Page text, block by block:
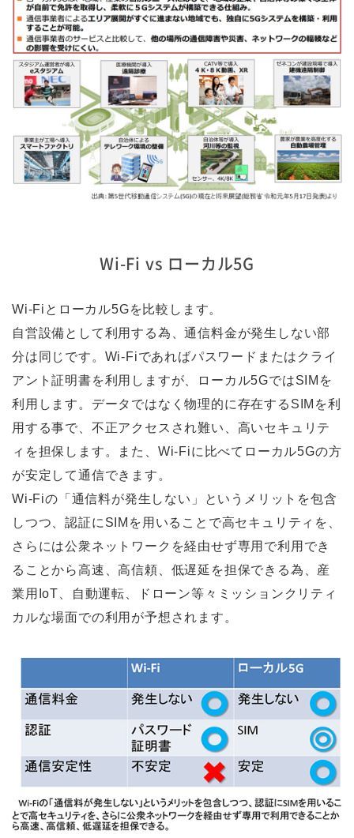
Wi-Fi vs ローカル5G
Wi-Fiとローカル5Gを比較します。
自営設備として利用する為、通信料金が発生しない部
分は同じです。Wi-Fiであればパスワードまたはクライ
アント証明書を利用しますが、ローカル5GではSIMを
利用します。データではなく物理的に存在するSIMを利
用する事で、不正アクセスされ難い、高いセキュリテ
ィを担保します。また、Wi-Fiに比べてローカル5Gの方
が安定して通信できます。
Wi-Fiの「通信料が発生しない」というメリットを包含
しつつ、認証にSIMを用いることで高セキュリティを、
さらには公衆ネットワークを経由せず専用で利用でき
ることから高速、高信頼、低遅延を担保できる為、産
業用IoT、自動運転、ドローン等々ミッションクリティ
カルな場面での利用が予想されます。